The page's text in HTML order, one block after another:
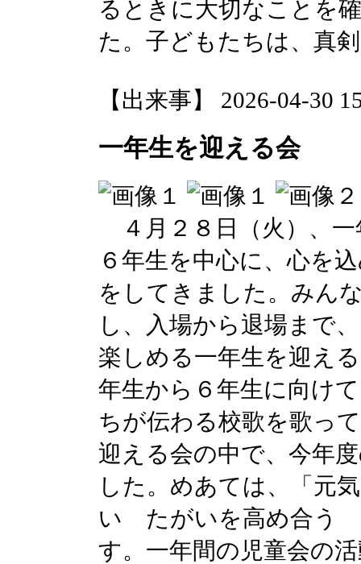
るときに大切なことを
た。子どもたちは、真
【出来事】 2026-04-30
一年生を迎える会
４月２８日（火）、
６年生を中心に、心を
をしてきました。みん
し、入場から退場まで
楽しめる一年生を迎え
年生から６年生に向け
ちが伝わる校歌を歌っ
迎える会の中で、今年
した。めあては、「元
い たがいを高め合う
す。一年間の児童会の